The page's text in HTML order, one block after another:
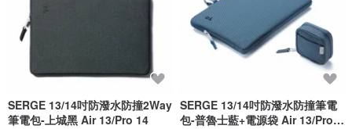
SERGE 13/14吋防潑水防撞2Way
筆電包-上城黑 Air 13/Pro 14
SERGE 13/14吋防潑水防撞筆電
包-普魯士藍+電源袋 Air 13/Pro